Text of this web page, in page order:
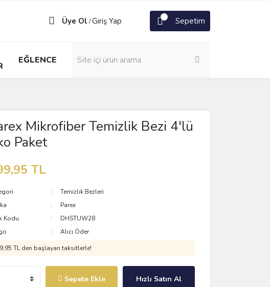
Üye Ol /Giriş Yap Sepetim
EĞLENCE
Mikrofiber Temizlik Bezi 4'lü
Paket
TL
Temizlik Bezleri
Parex
Kodu
DHSTUW28
Alıcı Öder
TL den başlayan taksitlerle!
Sepete Ekle Hızlı Satın Al